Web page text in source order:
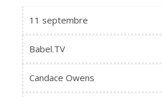
11 septembre
Babel.TV
Candace Owens